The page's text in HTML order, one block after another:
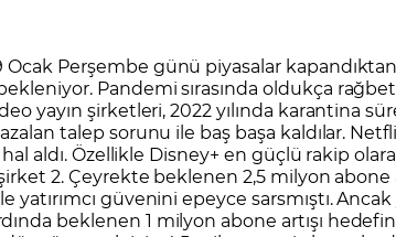
Model Portföy Sorularla Borsa
Eğitim Videoları GCM MT4 Eğitim
Borsa Finans Sözlüğü Eğitim
Bilanço Takvimi Yurt İçi Bilanço Takvimi
Para Güvenliği ve Transferi
Ocak Perşembe günü piyasalar
Pandemi sırasında oldukça rağbet
yayın şirketleri, 2022 yılında karantina
talep sorunu ile baş başa kaldılar.
aldı. Özellikle Disney+ en güçlü rakip
2. Çeyrekte beklenen 2,5 milyon abone
yatırımcı güvenini epeyce sarsmıştı. Ancak
beklenen 1 milyon abone artışı